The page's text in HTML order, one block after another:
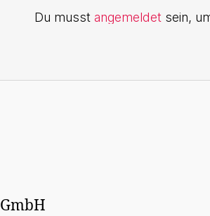
Du musst angemeldet sein,
GmbH